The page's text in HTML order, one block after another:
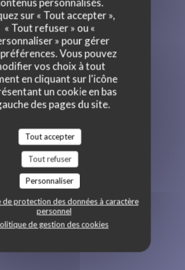
sur « Tout accepter »,
« Tout refuser » ou «
» pour gérer
Vous pouvez
vos choix à tout
en cliquant sur l'icône
un cookie en bas
des pages du site.
Tout accepter
Tout refuser
Personnaliser
de protection des données à caractère
personnel
de gestion des cookies